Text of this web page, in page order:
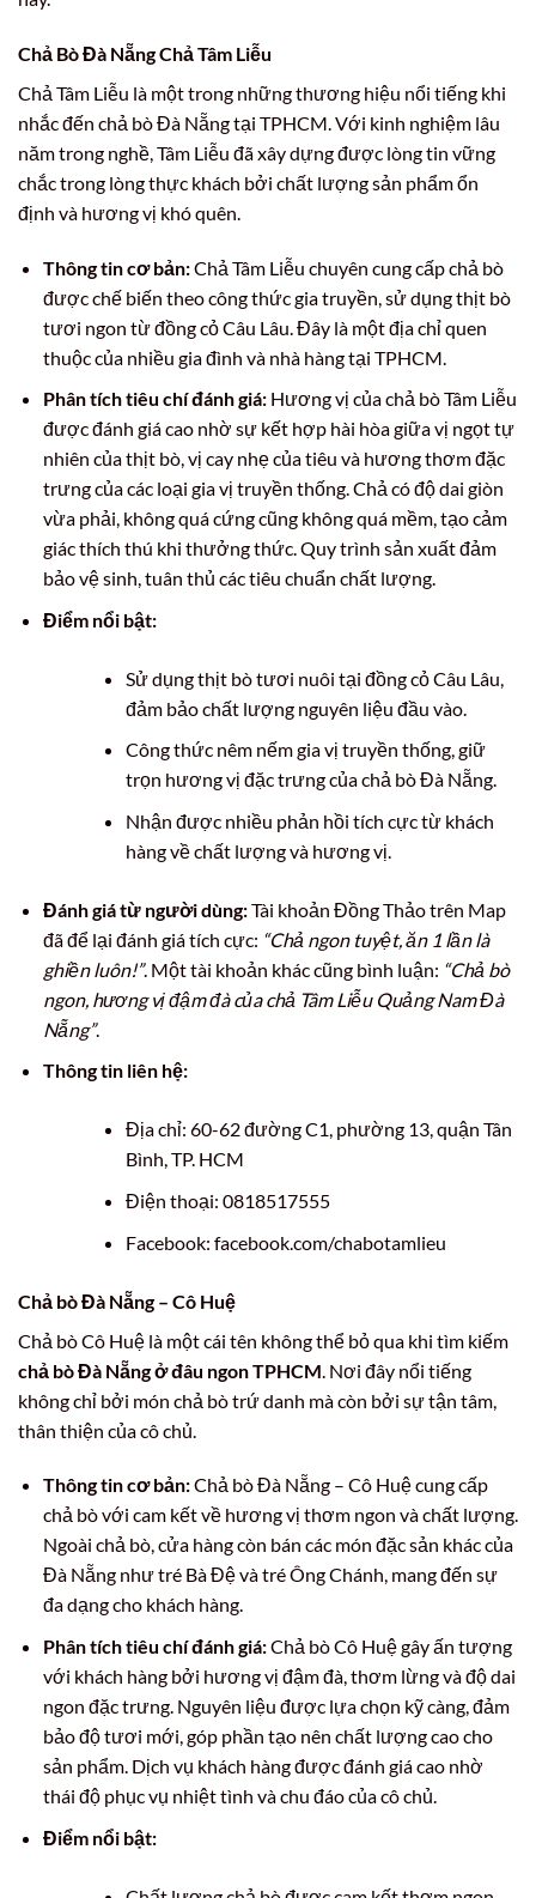
Chả Bò Đà Nẵng Chả Tâm Liễu
Chả Tâm Liễu là một trong những thương hiệu nổi tiếng khi
nhắc đến chả bò Đà Nẵng tại TPHCM. Với kinh nghiệm lâu
năm trong nghề, Tâm Liễu đã xây dựng được lòng tin vững
chắc trong lòng thực khách bởi chất lượng sản phẩm ổn
định và hương vị khó quên.
Thông tin cơ bản:Chả Tâm Liễu chuyên cung cấp chả bò
được chế biến theo công thức gia truyền, sử dụng thịt bò
tươi ngon từ đồng cỏ Câu Lâu. Đây là một địa chỉ quen
thuộc của nhiều gia đình và nhà hàng tại TPHCM.
Phân tích tiêu chí đánh giá:Hương vị của chả bò Tâm Liễu
được đánh giá cao nhờ sự kết hợp hài hòa giữa vị ngọt tự
nhiên của thịt bò, vị cay nhẹ của tiêu và hương thơm đặc
trưng của các loại gia vị truyền thống. Chả có độ dai giòn
vừa phải, không quá cứng cũng không quá mềm, tạo cảm
giác thích thú khi thưởng thức. Quy trình sản xuất đảm
bảo vệ sinh, tuân thủ các tiêu chuẩn chất lượng.
Điểm nổi bật:
Sử dụng thịt bò tươi nuôi tại đồng cỏ Câu Lâu,
đảm bảo chất lượng nguyên liệu đầu vào.
Công thức nêm nếm gia vị truyền thống, giữ
trọn hương vị đặc trưng của chả bò Đà Nẵng.
Nhận được nhiều phản hồi tích cực từ khách
hàng về chất lượng và hương vị.
Đánh giá từ người dùng:Tài khoản Đồng Thảo trên Map
đã để lại đánh giá tích cực: “Chả ngon tuyệt, ăn 1 lần là
ghiền luôn!”. Một tài khoản khác cũng bình luận: “Chả bò
ngon, hương vị đậm đà của chả Tâm Liễu Quảng Nam Đà
Nẵng”.
Thông tin liên hệ:
Địa chỉ: 60-62 đường C1, phường 13, quận Tân
Bình, TP. HCM
Điện thoại: 0818517555
Facebook: facebook.com/chabotamlieu
Chả bò Đà Nẵng – Cô Huệ
Chả bò Cô Huệ là một cái tên không thể bỏ qua khi tìm kiếm
chả bò Đà Nẵng ở đâu ngon TPHCM . Nơi đây nổi tiếng
không chỉ bởi món chả bò trứ danh mà còn bởi sự tận tâm,
thân thiện của cô chủ.
Thông tin cơ bản:Chả bò Đà Nẵng – Cô Huệ cung cấp
chả bò với cam kết về hương vị thơm ngon và chất lượng.
Ngoài chả bò, cửa hàng còn bán các món đặc sản khác của
Đà Nẵng như tré Bà Đệ và tré Ông Chánh, mang đến sự
đa dạng cho khách hàng.
Phân tích tiêu chí đánh giá:Chả bò Cô Huệ gây ấn tượng
với khách hàng bởi hương vị đậm đà, thơm lừng và độ dai
ngon đặc trưng. Nguyên liệu được lựa chọn kỹ càng, đảm
bảo độ tươi mới, góp phần tạo nên chất lượng cao cho
sản phẩm. Dịch vụ khách hàng được đánh giá cao nhờ
thái độ phục vụ nhiệt tình và chu đáo của cô chủ.
Điểm nổi bật: